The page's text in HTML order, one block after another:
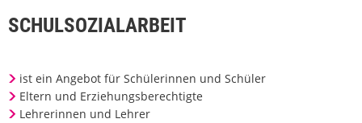
SCHULSOZIALARBEIT
ist ein Angebot für Schülerinnen und Schüler
Eltern und Erziehungsberechtigte
Lehrerinnen und Lehrer